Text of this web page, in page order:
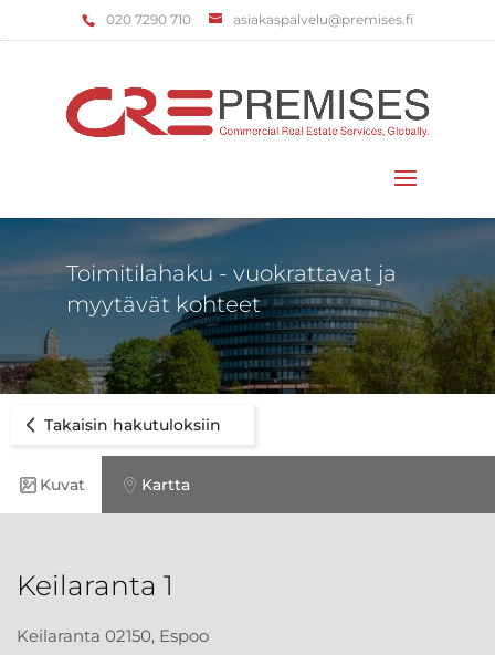
‌020 7290 710 asiakaspalvelu@premises.fi
Toimitilahaku - vuokrattavat ja
myytävät kohteet
Takaisin hakutuloksiin
Kuvat Kartta
Keilaranta 1
Keilaranta 02150, Espoo